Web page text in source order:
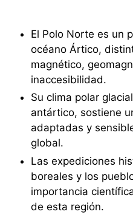
El Polo Norte es un
océano Ártico,
magnético,
inaccesibilidad.
Su clima polar
antártico, sostiene
adaptadas y
global.
Las expediciones
boreales y los
importancia
de esta región.